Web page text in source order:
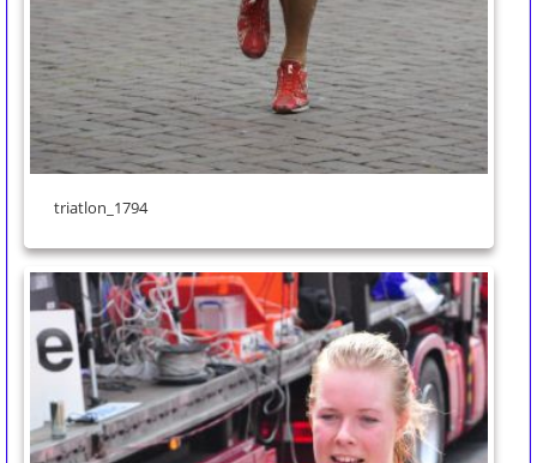
triatlon_1794